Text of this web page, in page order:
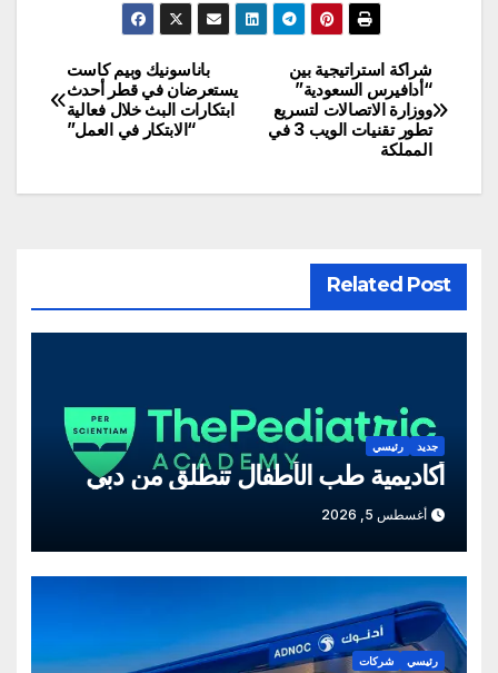
تصفّح
المقالات
باناسونيك وبيم كاست
يستعرضان في قطر أحدث
ابتكارات البث خلال فعالية
“الابتكار في العمل”
شراكة استراتيجية بين
“أدافيرس السعودية”
ووزارة الاتصالات لتسريع
تطور تقنيات الويب 3 في
المملكة
Related Post
جديد رئيسي
أكاديمية طب الأطفال تنطلق من دبي
أغسطس 5, 2026
رئيسي شركات